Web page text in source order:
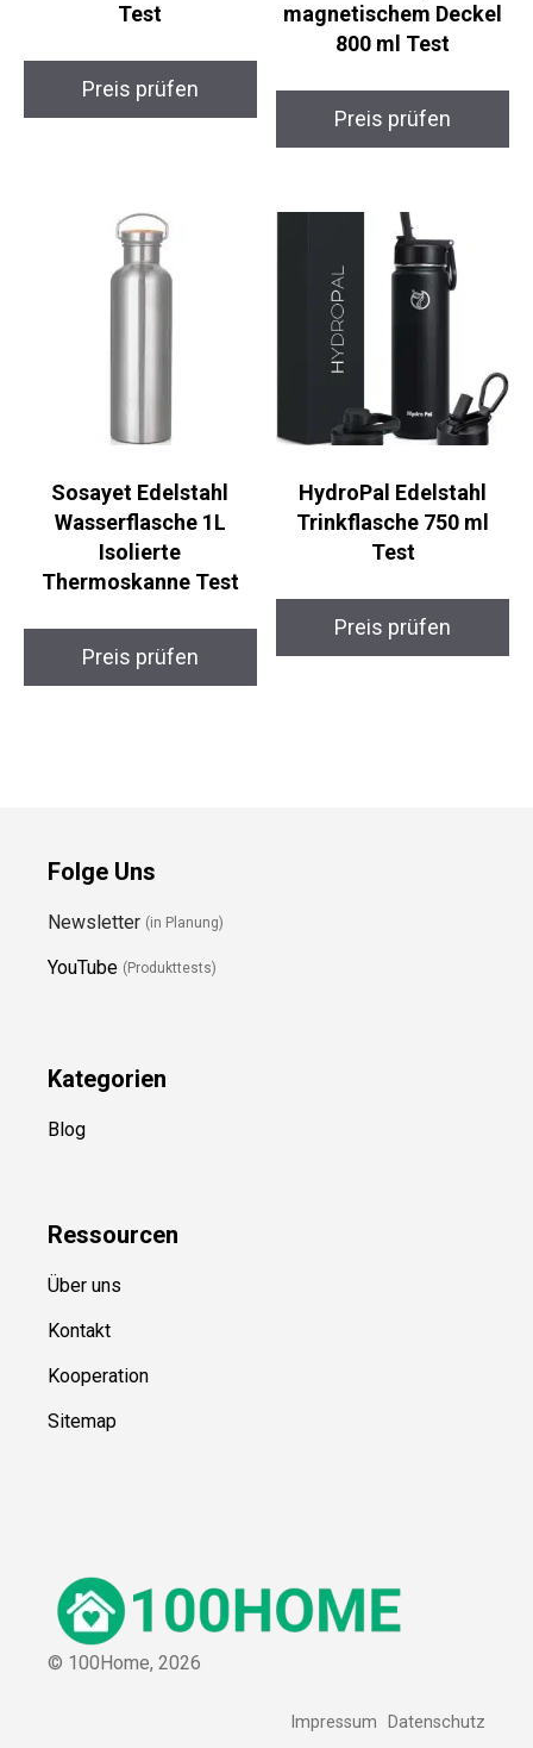
Test
Preis prüfen
magnetischem Deckel
800 ml Test
Preis prüfen
Sosayet Edelstahl
Wasserflasche 1L
Isolierte
Thermoskanne Test
Preis prüfen
HydroPal Edelstahl
Trinkflasche 750 ml
Test
Preis prüfen
Folge Uns
Newsletter (in Planung)
YouTube (Produkttests)
Kategorien
Blog
Ressourcen
Über uns
Kontakt
Kooperation
Sitemap
© 100Home, 2026
Impressum Datenschutz